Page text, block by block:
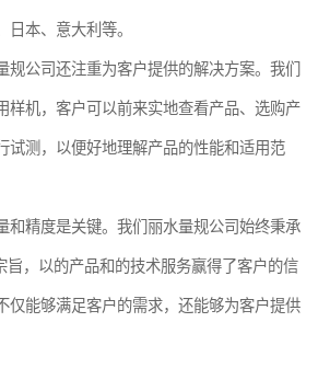
日本、意大利等。
规公司还注重为客户提供的解决方案。我们
样机，客户可以前来实地查看产品、选购产
试测，以便好地理解产品的性能和适用范
和精度是关键。我们丽水量规公司始终秉承
旨，以的产品和的技术服务赢得了客户的信
仅能够满足客户的需求，还能够为客户提供